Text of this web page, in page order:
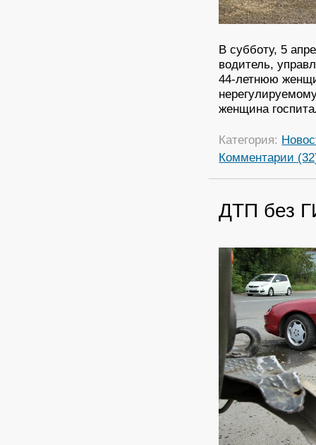
В субботу, 5
водитель,
44-летнюю
женщина
Категория:
Комментарии
ДТП без